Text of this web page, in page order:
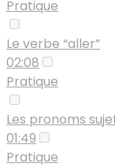
Pratique
Le verbe “aller”
02:08
Pratique
Les pronoms
01:49
Pratique